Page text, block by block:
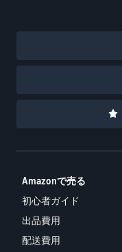
Amazonで売る
初心者ガイド
出品費用
配送費用